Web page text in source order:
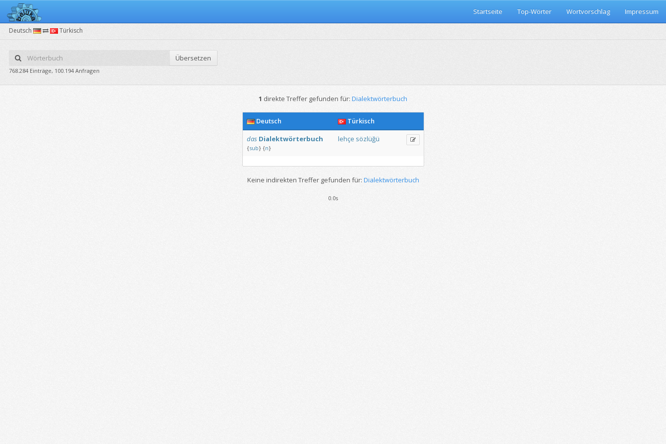
Startseite Top-Wörter Wortvorschlag Impressum
Deutsch Türkisch
Übersetzen
768.284 Einträge, 100.194 Anfragen
1 direkte Treffer gefunden für: Dialektwörterbuch
Deutsch
Türkisch
das Dialektwörterbuch
{sub} {n}
lehçe sözlüğü
Keine indirekten Treffer gefunden für: Dialektwörterbuch
0.0s